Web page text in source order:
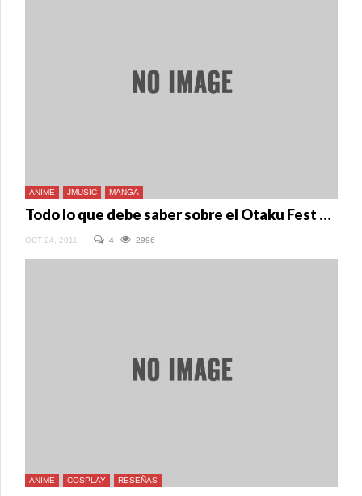
ANIME JMUSIC MANGA
Todo lo que debe saber sobre el Otaku Fest 2011
OCT 24, 2011 4 2996
ANIME COSPLAY RESEÑAS